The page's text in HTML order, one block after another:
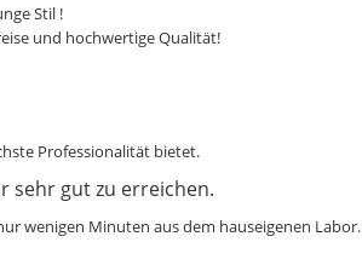
Stil !
und hochwertige Qualität!
Professionalität bietet.
sehr gut zu erreichen.
wenigen Minuten aus dem hauseigenen Labor.